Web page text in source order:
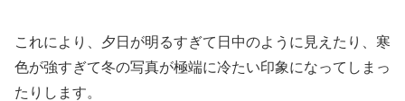
これにより、夕日が明るすぎて日中のように見えたり、寒
色が強すぎて冬の写真が極端に冷たい印象になってしまっ
たりします。